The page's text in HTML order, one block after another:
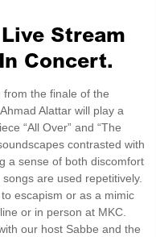
Stream
Concert.
the finale of the
Alattar will play a
“All Over” and “The
contrasted with
a sense of both discomfort
are used repetitively.
escapism or as a mimic
or in person at MKC.
our host Sabbe and the